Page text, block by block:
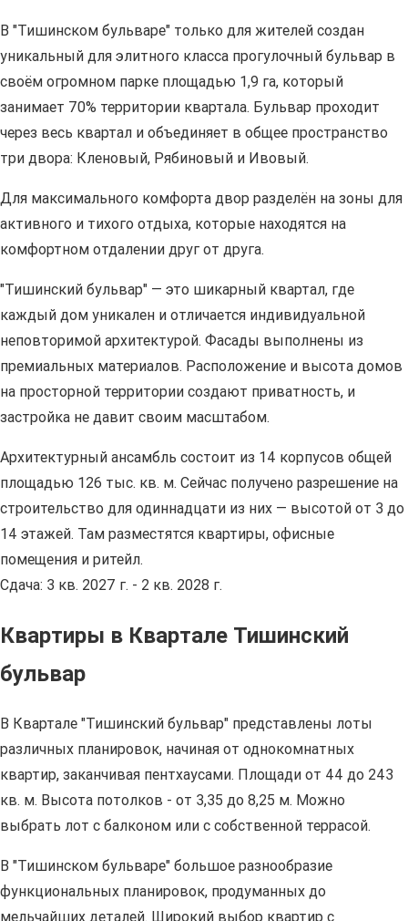
В "Тишинском бульваре" только для жителей создан
уникальный для элитного класса прогулочный бульвар в
своём огромном парке площадью 1,9 га, который
занимает 70% территории квартала. Бульвар проходит
через весь квартал и объединяет в общее пространство
три двора: Кленовый, Рябиновый и Ивовый.
Для максимального комфорта двор разделён на зоны для
активного и тихого отдыха, которые находятся на
комфортном отдалении друг от друга.
"Тишинский бульвар" — это шикарный квартал, где
каждый дом уникален и отличается индивидуальной
неповторимой архитектурой. Фасады выполнены из
премиальных материалов. Расположение и высота домов
на просторной территории создают приватность, и
застройка не давит своим масштабом.
Архитектурный ансамбль состоит из 14 корпусов общей
площадью 126 тыс. кв. м. Сейчас получено разрешение на
строительство для одиннадцати из них — высотой от 3 до
14 этажей. Там разместятся квартиры, офисные
помещения и ритейл.
Сдача: 3 кв. 2027 г. - 2 кв. 2028 г.
Квартиры в Квартале Тишинский
бульвар
В Квартале "Тишинский бульвар" представлены лоты
различных планировок, начиная от однокомнатных
квартир, заканчивая пентхаусами. Площади от 44 до 243
кв. м. Высота потолков - от 3,35 до 8,25 м. Можно
выбрать лот с балконом или с собственной террасой.
В "Тишинском бульваре" большое разнообразие
функциональных планировок, продуманных до
мельчайших деталей. Широкий выбор квартир с